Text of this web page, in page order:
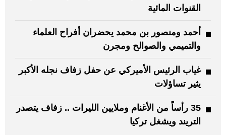
القنوات المائية
أحمد ومنصور بن محمد يحضران أفراح العلماء
والتميمي والصوالح ومجرن
غياب الرئيس الأميركي عن حفل زفاف نجله الأكبر
يثير تساؤلات
35 رأساً من الأغنام وملايين الليرات .. زفاف يتصدر
التريند ويشغل تركيا